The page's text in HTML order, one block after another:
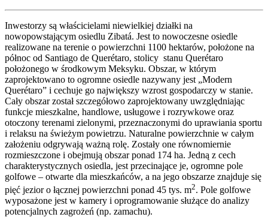
Inwestorzy są właścicielami niewielkiej działki na
nowopowstającym osiedlu Zibatá. Jest to nowoczesne osiedle
realizowane na terenie o powierzchni 1100 hektarów, położone na
północ od Santiago de Querétaro, stolicy stanu Querétaro
położonego w środkowym Meksyku. Obszar, w którym
zaprojektowano to ogromne osiedle nazywany jest „Modern
Querétaro” i cechuje go największy wzrost gospodarczy w stanie.
Cały obszar został szczegółowo zaprojektowany uwzględniając
funkcje mieszkalne, handlowe, usługowe i rozrywkowe oraz
otoczony terenami zielonymi, przeznaczonymi do uprawiania sportu
i relaksu na świeżym powietrzu. Naturalne powierzchnie w całym
założeniu odgrywają ważną rolę. Zostały one równomiernie
rozmieszczone i obejmują obszar ponad 174 ha. Jedną z cech
charakterystycznych osiedla, jest przecinające je, ogromne pole
golfowe – otwarte dla mieszkańców, a na jego obszarze znajduje się
pięć jezior o łącznej powierzchni ponad 45 tys. m2. Pole golfowe
wyposażone jest w kamery i oprogramowanie służące do analizy
potencjalnych zagrożeń (np. zamachu).